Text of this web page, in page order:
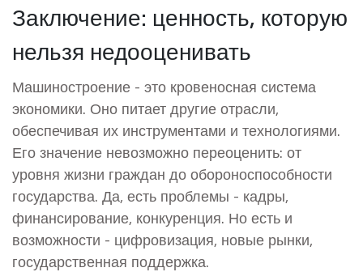
Заключение: ценность, которую
нельзя недооценивать
Машиностроение - это кровеносная система
экономики. Оно питает другие отрасли,
обеспечивая их инструментами и технологиями.
Его значение невозможно переоценить: от
уровня жизни граждан до обороноспособности
государства. Да, есть проблемы - кадры,
финансирование, конкуренция. Но есть и
возможности - цифровизация, новые рынки,
государственная поддержка.